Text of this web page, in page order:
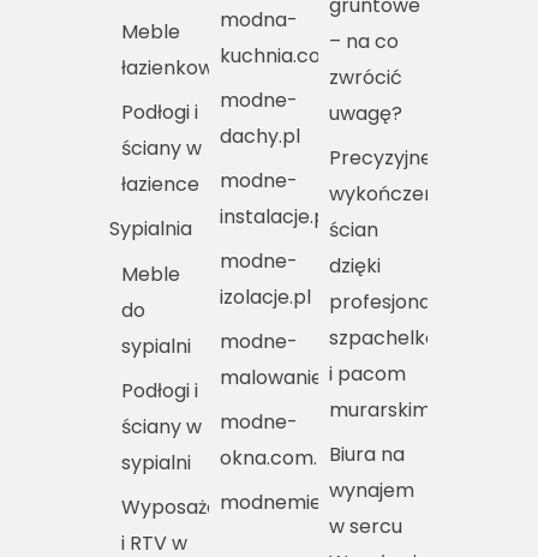
Meble
łazienkowe
Podłogi i
ściany w
łazience
Sypialnia
Meble
do
sypialni
Podłogi i
ściany w
sypialni
Wyposażenie
i RTV w
modna-
kuchnia.com.pl
modne-
dachy.pl
modne-
instalacje.pl
modne-
izolacje.pl
modne-
malowanie.pl
modne-
okna.com.pl
modnemieszkania.pl
– na co
zwrócić
uwagę?
Precyzyjne
wykończenie
ścian
dzięki
profesjonalnym
szpachelkom
i pacom
murarskim
Biura na
wynajem
w sercu